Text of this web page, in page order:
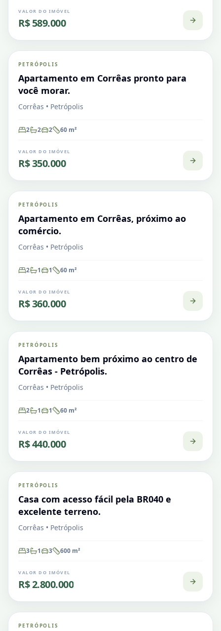
VALOR DO IMÓVEL
R$ 589.000
VENDA Apartamento
PETRÓPOLIS
Apartamento em Corrêas pronto para
você morar.
Corrêas • Petrópolis
2 2 2 60 m²
VALOR DO IMÓVEL
R$ 350.000
VENDA Apartamento
PETRÓPOLIS
Apartamento em Corrêas, próximo ao
comércio.
Corrêas • Petrópolis
2 1 1 60 m²
VALOR DO IMÓVEL
R$ 360.000
VENDA Apartamento
PETRÓPOLIS
Apartamento bem próximo ao centro de
Corrêas - Petrópolis.
Corrêas • Petrópolis
2 1 1 60 m²
VALOR DO IMÓVEL
R$ 440.000
VENDA Casa em Condomínio
PETRÓPOLIS
Casa com acesso fácil pela BR040 e
excelente terreno.
Corrêas • Petrópolis
3 1 3 600 m²
VALOR DO IMÓVEL
R$ 2.800.000
VENDA Casa em Condomínio
PETRÓPOLIS